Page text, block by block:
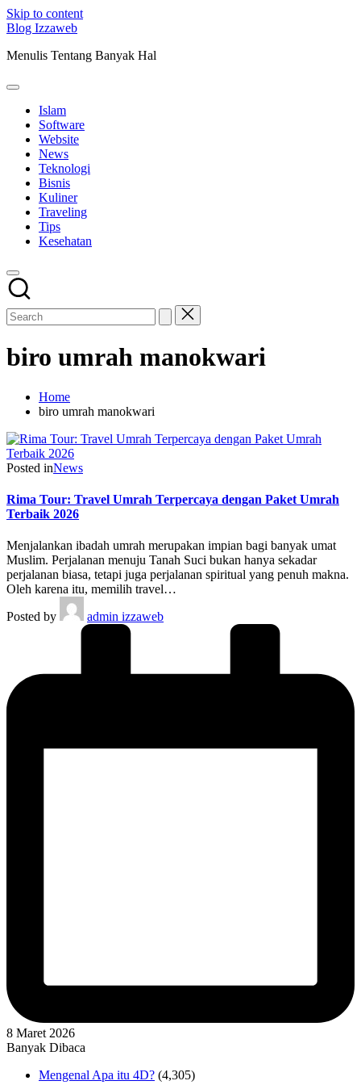
Skip to content
Blog Izzaweb
Menulis Tentang Banyak Hal
Islam
Software
Website
News
Teknologi
Bisnis
Kuliner
Traveling
Tips
Kesehatan
biro umrah manokwari
Home
biro umrah manokwari
Posted inNews
Rima Tour: Travel Umrah Terpercaya dengan Paket Umrah
Terbaik 2026
Menjalankan ibadah umrah merupakan impian bagi banyak umat
Muslim. Perjalanan menuju Tanah Suci bukan hanya sekadar
perjalanan biasa, tetapi juga perjalanan spiritual yang penuh makna.
Oleh karena itu, memilih travel…
Posted by
admin izzaweb
8 Maret 2026
Banyak Dibaca
Mengenal Apa itu 4D? (4,305)